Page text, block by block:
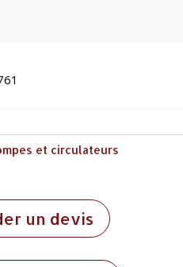
et circulateurs
un devis